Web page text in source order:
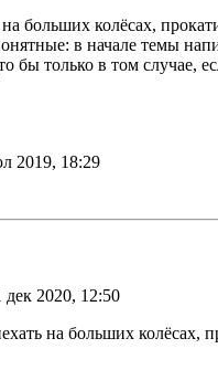
больших колёсах,
в начале темы
бы только в том случае,
2019, 18:29
дек 2020, 12:50
на больших колёсах,